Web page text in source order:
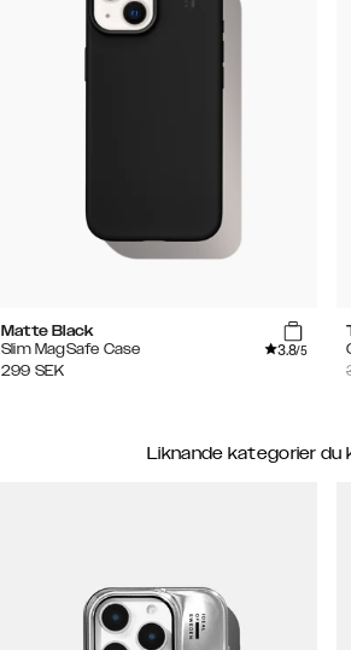
Matte Black
Slim MagSafe Case
3.8/5
299 SEK
Liknande kategorier du